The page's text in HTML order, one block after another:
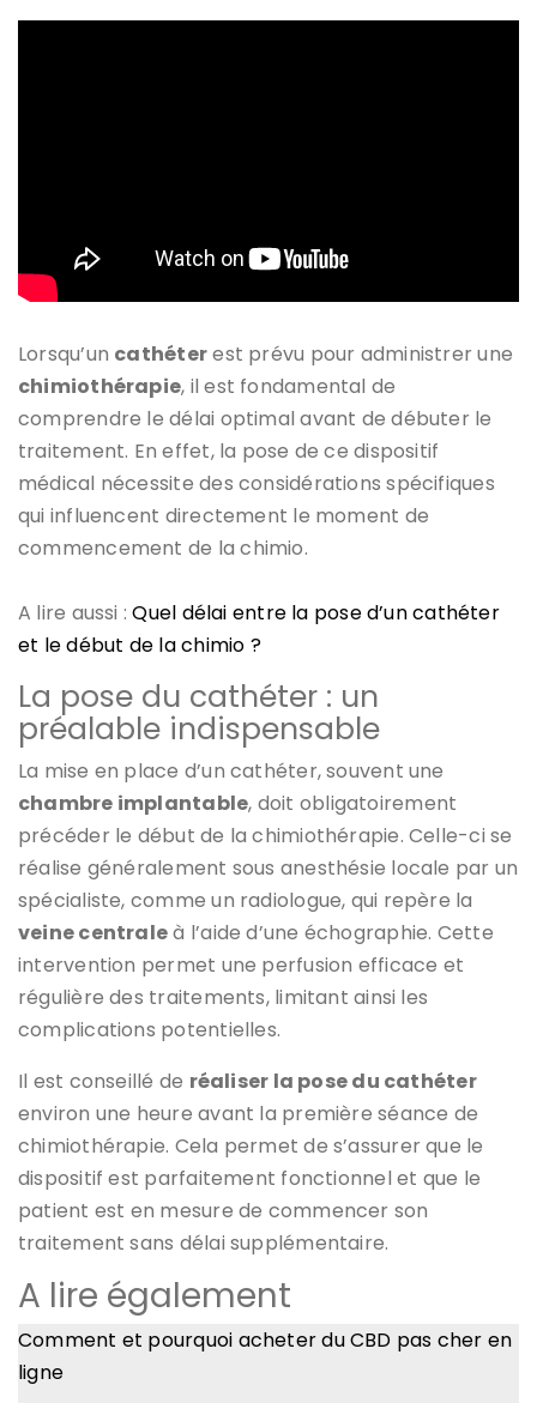
Lorsqu’un cathéterest prévu pour administrer une
chimiothérapie, il est fondamental de
comprendre le délai optimal avant de débuter le
traitement. En effet, la pose de ce dispositif
médical nécessite des considérations spécifiques
qui influencent directement le moment de
commencement de la chimio.
A lire aussi :Quel délai entre la pose d’un cathéter
et le début de la chimio ?
La pose du cathéter : un
préalable indispensable
La mise en place d’un cathéter, souvent une
chambre implantable, doit obligatoirement
précéder le début de la chimiothérapie. Celle-ci se
réalise généralement sous anesthésie locale par un
spécialiste, comme un radiologue, qui repère la
veine centraleà l’aide d’une échographie. Cette
intervention permet une perfusion efficace et
régulière des traitements, limitant ainsi les
complications potentielles.
Il est conseillé de réaliser la pose du cathéter
environ une heure avant la première séance de
chimiothérapie. Cela permet de s’assurer que le
dispositif est parfaitement fonctionnel et que le
patient est en mesure de commencer son
traitement sans délai supplémentaire.
A lire également
Comment et pourquoi acheter du CBD pas cher en
ligne